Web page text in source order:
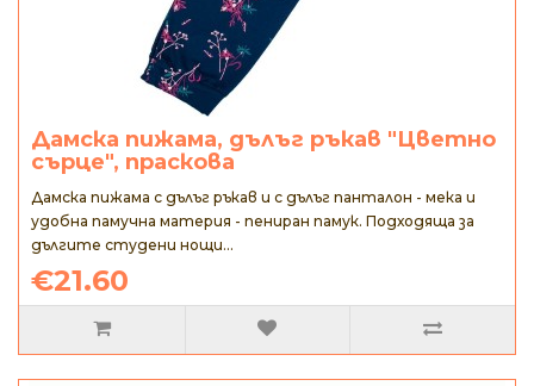
Дамска пижама, дълъг ръкав "Цветно
сърце", праскова
Дамска пижама с дълъг ръкав и с дълъг панталон - мека и
удобна памучна материя - пениран памук. Подходяща за
дългите студени нощи...
€21.60